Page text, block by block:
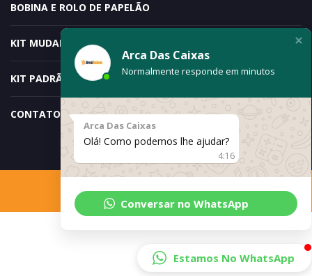
Arca Das Caixas
Normalmente responde em minutos
Arca Das Caixas
Olá! Como podemos lhe ajudar?
4:16
Conversar no WhatsApp
Estamos No WhatsApp
BOBINA E ROLO DE PAPELÃO
KIT MUDANÇA – DOIS QUARTOS
KIT PADRÃO ESPECIAL
CONTATO
© ArcaDasCaixas 2019